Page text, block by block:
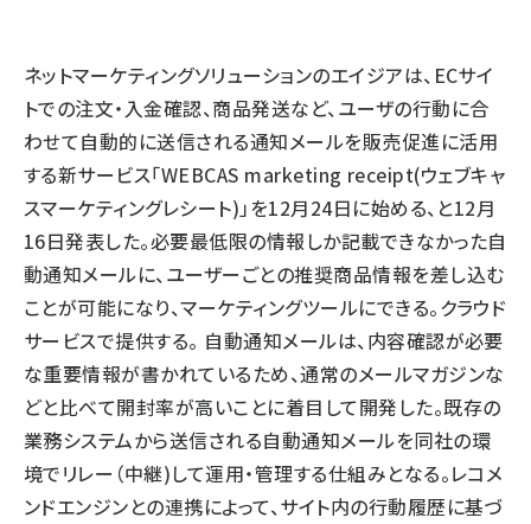
ネットマーケティングソリューションのエイジアは、ECサイ
トでの注文・入金確認、商品発送など、ユーザの行動に合
わせて自動的に送信される通知メールを販売促進に活用
する新サービス「WEBCAS marketing receipt(ウェブキャ
スマーケティングレシート)」を12月24日に始める、と12月
16日発表した。必要最低限の情報しか記載できなかった自
動通知メールに、ユーザーごとの推奨商品情報を差し込む
ことが可能になり、マーケティングツールにできる。クラウド
サービスで提供する。 自動通知メールは、内容確認が必要
な重要情報が書かれているため、通常のメールマガジンな
どと比べて開封率が高いことに着目して開発した。既存の
業務システムから送信される自動通知メールを同社の環
境でリレー（中継)して運用・管理する仕組みとなる。レコメ
ンドエンジンとの連携によって、サイト内の行動履歴に基づ